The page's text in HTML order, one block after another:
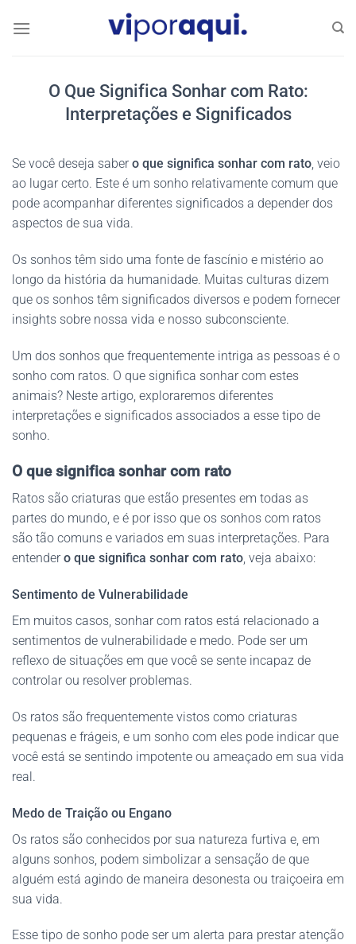
O Que Significa Sonhar com Rato:
Interpretações e Significados
Se você deseja sabero que significa sonhar com rato, veio
ao lugar certo. Este é um sonho relativamente comum que
pode acompanhar diferentes significados a depender dos
aspectos de sua vida.
Os sonhos têm sido uma fonte de fascínio e mistério ao
longo da história da humanidade. Muitas culturas dizem
que os sonhos têm significados diversos e podem fornecer
insights sobre nossa vida e nosso subconsciente.
Um dos sonhos que frequentemente intriga as pessoas é o
sonho com ratos. O que significa sonhar com estes
animais? Neste artigo, exploraremos diferentes
interpretações e significados associados a esse tipo de
sonho.
O que significa sonhar com rato
Ratos são criaturas que estão presentes em todas as
partes do mundo, e é por isso que os sonhos com ratos
são tão comuns e variados em suas interpretações. Para
entendero que significa sonhar com rato, veja abaixo:
Sentimento de Vulnerabilidade
Em muitos casos, sonhar com ratos está relacionado a
sentimentos de vulnerabilidade e medo. Pode ser um
reflexo de situações em que você se sente incapaz de
controlar ou resolver problemas.
Os ratos são frequentemente vistos como criaturas
pequenas e frágeis, e um sonho com eles pode indicar que
você está se sentindo impotente ou ameaçado em sua vida
real.
Medo de Traição ou Engano
Os ratos são conhecidos por sua natureza furtiva e, em
alguns sonhos, podem simbolizar a sensação de que
alguém está agindo de maneira desonesta ou traiçoeira em
sua vida.
Esse tipo de sonho pode ser um alerta para prestar atenção